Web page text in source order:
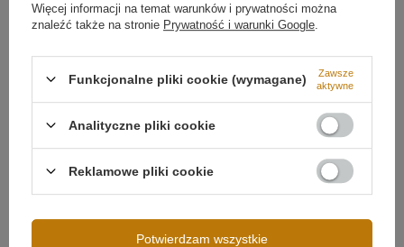
Regulacja i aranżacja
Każdy z czterech ringów można ustawić indywidualnie
pod kątem i wysokością. Dzięki temu Orbit No.4 daje
pełną swobodę aranżacyjną – od klasycznych,
symetrycznych kompozycji po dynamiczne i kreatywne
układy świetlne. To idealny wybór do wysokich
pomieszczeń.
Sterowanie aplikacją Smart Life
Lampa Orbit No.4 obsługiwana jest przez aplikację
Smart Life (Tuya), która umożliwia regulację mocy
Możliwość ściemniania Ściemnianie aplikacją (Tuya)
Więcej informacji na temat warunków i prywatności można
znaleźć także na stronie Prywatność i warunki Google
Funkcjonalne pliki cookie (wymagane)
Zawsze
aktywne
Analityczne pliki cookie
Reklamowe pliki cookie
Potwierdzam wszystkie